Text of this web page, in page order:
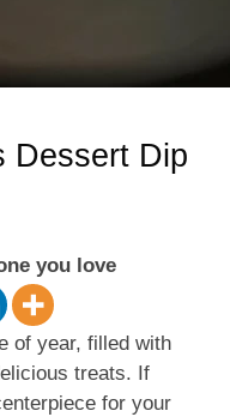
Dessert Dip
you love
of year, filled with
treats. If
for your